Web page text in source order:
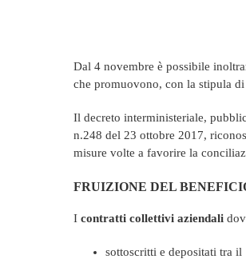
Dal 4 novembre è possibile
che promuovono, con la stipula
Il decreto interministeriale,
n.248 del 23 ottobre 2017,
misure volte a favorire la
FRUIZIONE DEL
I contratti collettivi aziendali
sottoscritti e depositati tra